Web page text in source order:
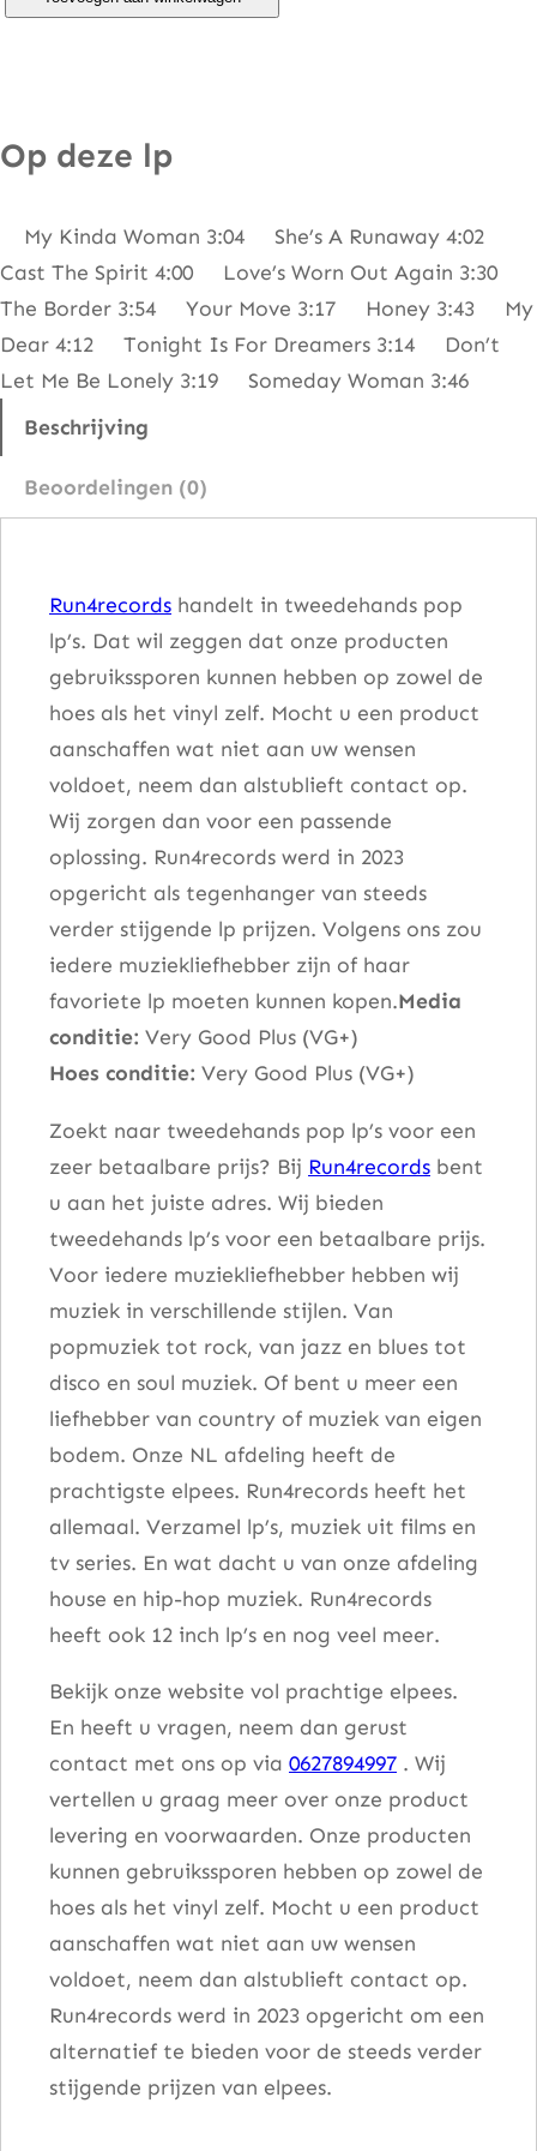
c
Y
o
u
r
o
Op deze lp
My Kinda Woman 3:04 She’s A Runaway 4:02
Cast The Spirit 4:00 Love’s Worn Out Again 3:30
The Border 3:54 Your Move 3:17 Honey 3:43 My
Dear 4:12 Tonight Is For Dreamers 3:14 Don’t
Let Me Be Lonely 3:19 Someday Woman 3:46
Beschrijving
Beoordelingen (0)
Run4records handelt in tweedehands pop
lp’s. Dat wil zeggen dat onze producten
gebruikssporen kunnen hebben op zowel de
hoes als het vinyl zelf. Mocht u een product
aanschaffen wat niet aan uw wensen
voldoet, neem dan alstublieft contact op.
Wij zorgen dan voor een passende
oplossing. Run4records werd in 2023
opgericht als tegenhanger van steeds
verder stijgende lp prijzen. Volgens ons zou
iedere muziekliefhebber zijn of haar
favoriete lp moeten kunnen kopen.Media
conditie: Very Good Plus (VG+)
Hoes conditie: Very Good Plus (VG+)
Zoekt naar tweedehands pop lp’s voor een
zeer betaalbare prijs? Bij Run4records bent
u aan het juiste adres. Wij bieden
tweedehands lp’s voor een betaalbare prijs.
Voor iedere muziekliefhebber hebben wij
muziek in verschillende stijlen. Van
popmuziek tot rock, van jazz en blues tot
disco en soul muziek. Of bent u meer een
liefhebber van country of muziek van eigen
bodem. Onze NL afdeling heeft de
prachtigste elpees. Run4records heeft het
allemaal. Verzamel lp’s, muziek uit films en
tv series. En wat dacht u van onze afdeling
house en hip-hop muziek. Run4records
heeft ook 12 inch lp’s en nog veel meer.
Bekijk onze website vol prachtige elpees.
En heeft u vragen, neem dan gerust
contact met ons op via 0627894997 . Wij
vertellen u graag meer over onze product
levering en voorwaarden. Onze producten
kunnen gebruikssporen hebben op zowel de
hoes als het vinyl zelf. Mocht u een product
aanschaffen wat niet aan uw wensen
voldoet, neem dan alstublieft contact op.
Run4records werd in 2023 opgericht om een
alternatief te bieden voor de steeds verder
stijgende prijzen van elpees.